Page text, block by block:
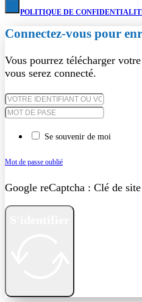
POLITIQUE DE
Connectez-vous pour
Vous pourrez télécharger
vous serez connecté.
Se souvenir de moi
Mot de passe oublié
Google reCaptcha : Clé de